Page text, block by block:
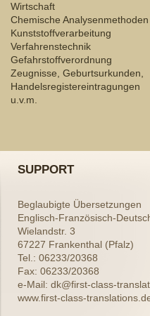
Wirtschaft
Chemische Analysenmethoden
Kunststoffverarbeitung
Verfahrenstechnik
Gefahrstoffverordnung
Zeugnisse, Geburtsurkunden,
Handelsregistereintragungen
u.v.m.
SUPPORT
Beglaubigte Übersetzungen
Englisch-Französisch-
Wielandstr. 3
67227 Frankenthal (Pfalz)
Tel.: 06233/20368
Fax: 06233/20368
e-Mail: dk@first-class-
www.first-class-